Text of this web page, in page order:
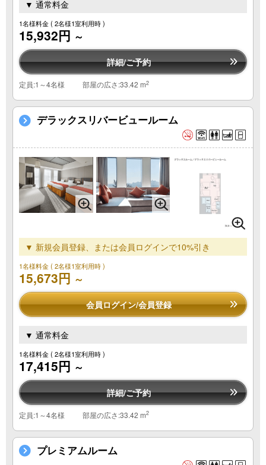
▼ 通常料金
1名様料金( 2名様1室利用時 )
15,932円 ～
詳細/ご予約
定員:1～4名様 部屋の広さ:33.42 m2
デラックスリバービュールーム
▼ 新規会員登録、または会員ログインで10%引き
1名様料金( 2名様1室利用時 )
15,673円 ～
会員ログイン/会員登録
▼ 通常料金
1名様料金( 2名様1室利用時 )
17,415円 ～
詳細/ご予約
定員:1～4名様 部屋の広さ:33.42 m2
プレミアムルーム